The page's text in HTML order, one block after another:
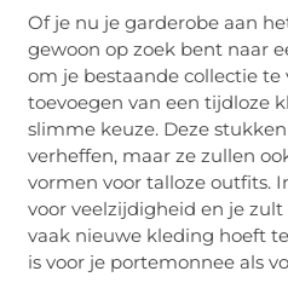
Of je nu je garderobe aan
gewoon op zoek bent naar
om je bestaande collectie te
toevoegen van een tijdloze
slimme keuze. Deze
verheffen, maar ze zullen
vormen voor talloze outfits.
voor veelzijdigheid en je
vaak nieuwe kleding hoeft
is voor je portemonnee als